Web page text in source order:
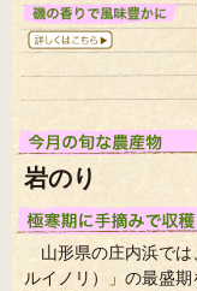
岩のり
山形県の庄内浜で
ルイノリ）」の最盛